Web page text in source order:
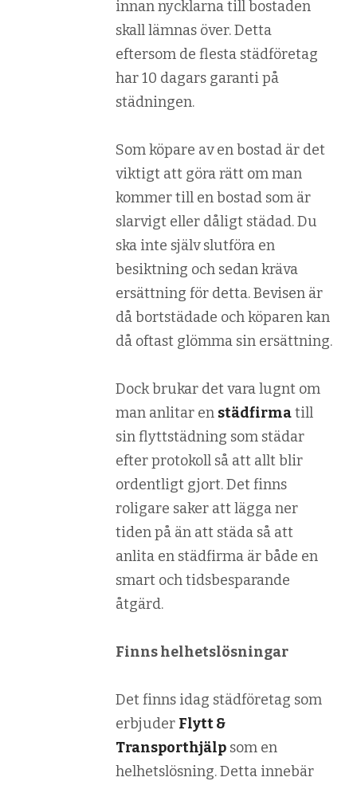
innan nycklarna till bostaden
skall lämnas över. Detta
eftersom de flesta städföretag
har 10 dagars garanti på
städningen.
Som köpare av en bostad är det
viktigt att göra rätt om man
kommer till en bostad som är
slarvigt eller dåligt städad. Du
ska inte själv slutföra en
besiktning och sedan kräva
ersättning för detta. Bevisen är
då bortstädade och köparen kan
då oftast glömma sin ersättning.
Dock brukar det vara lugnt om
man anlitar en städfirmatill
sin flyttstädning som städar
efter protokoll så att allt blir
ordentligt gjort. Det finns
roligare saker att lägga ner
tiden på än att städa så att
anlita en städfirma är både en
smart och tidsbesparande
åtgärd.
Finns helhetslösningar
Det finns idag städföretag som
erbjuder Flytt &
Transporthjälp som en
helhetslösning. Detta innebär